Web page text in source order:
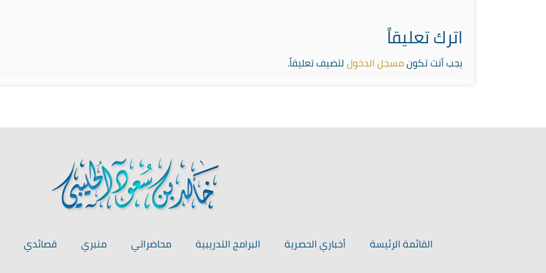
اترك تعليقاً
يجب أنت تكونمسجل الدخوللتضيف تعليقاً.
القائمة الرئيسة أخباري الحصرية البرامج التدريبية محاضراتي منبري قصائدي